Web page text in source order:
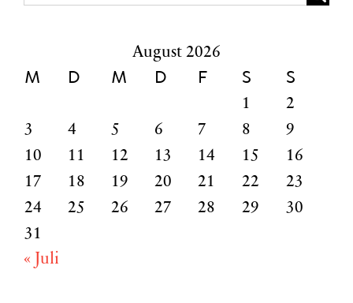
August 2026
M D M D F S S
1
2
3
4 5 6 7 8
9
10
11 12 13 14 15
16
17
18 19 20 21 22
23
24
25 26 27 28 29
30
31
« Juli